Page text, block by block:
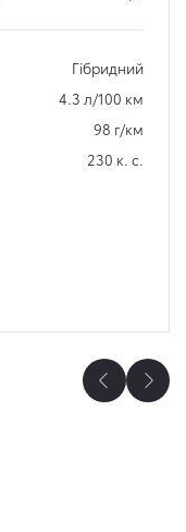
Гібридний
4.3 л/100 км
98 г/км
230 к. с.